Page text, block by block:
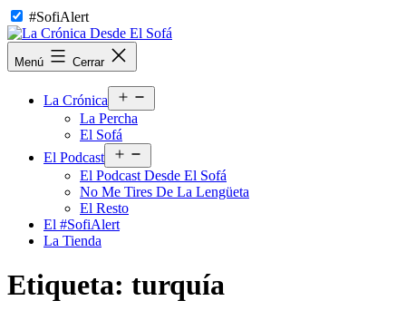
Saltar
al
contenido
#SofiAlert
La
Crónica
Menú Cerrar
La Crónica
el
La Percha
El Sofá
El Podcast
el
menú
El Podcast Desde El Sofá
No Me Tires De La Lengüeta
El Resto
El #SofiAlert
La Tienda
Etiqueta: turquía